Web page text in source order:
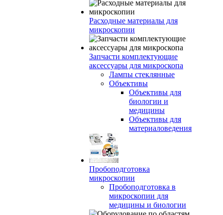
Расходные материалы для
микроскопии
Запчасти комплектующие
аксессуары для микроскопа
Лампы стеклянные
Объективы
Объективы для
биологии и
медицины
Объективы для
материаловедения
Пробоподготовка
микроскопии
Пробоподготовка в
микроскопии для
медицины и биологии